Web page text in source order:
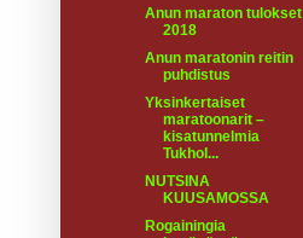
Anun maraton tulokset
2018
Anun maratonin reitin
puhdistus
Yksinkertaiset
maratoonarit –
kisatunnelmia
Tukhol...
NUTSINA
KUUSAMOSSA
Rogainingia